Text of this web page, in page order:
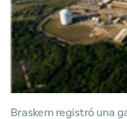
Braskem registró una